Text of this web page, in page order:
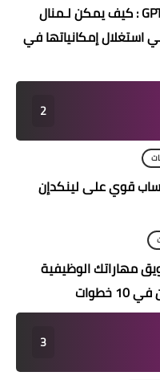
استخدام تقنية شات GPT : كيف يمكن لـمنال
إمكانياتها في
2
قوي على لينكدإن
مهاراتك الوظيفية
3